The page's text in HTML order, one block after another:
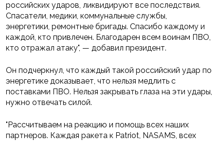
российских ударов, ликвидируют все последствия.
Спасатели, медики, коммунальные службы,
энергетики, ремонтные бригады. Спасибо каждому и
каждой, кто привлечен. Благодарен всем воинам ПВО,
кто отражал атаку", — добавил президент.
Он подчеркнул, что каждый такой российский удар по
энергетике доказывает, что нельзя медлить с
поставками ПВО. Нельзя закрывать глаза на эти удары,
нужно отвечать силой.
"Рассчитываем на реакцию и помощь всех наших
партнеров. Каждая ракета к Patriot, NASAMS, всех